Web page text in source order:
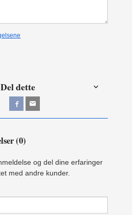
Del dette
(0)
og del dine erfaringer
med andre kunder.